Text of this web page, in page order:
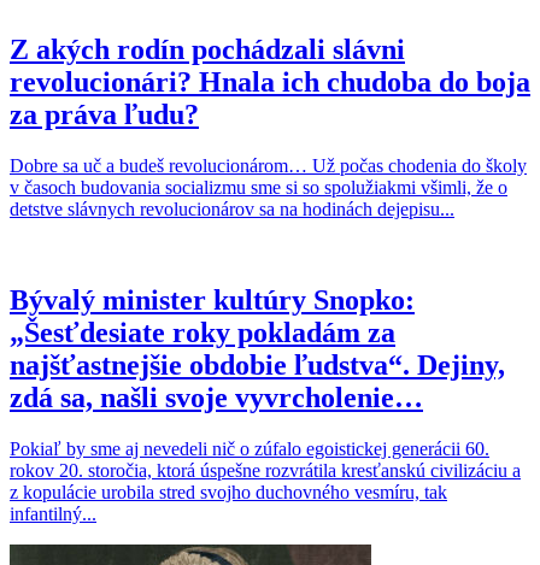
Z akých rodín pochádzali slávni
revolucionári? Hnala ich chudoba do boja
za práva ľudu?
Dobre sa uč a budeš revolucionárom… Už počas chodenia do školy
v časoch budovania socializmu sme si so spolužiakmi všimli, že o
detstve slávnych revolucionárov sa na hodinách dejepisu...
Bývalý minister kultúry Snopko:
„Šesťdesiate roky pokladám za
najšťastnejšie obdobie ľudstva“. Dejiny,
zdá sa, našli svoje vyvrcholenie…
Pokiaľ by sme aj nevedeli nič o zúfalo egoistickej generácii 60.
rokov 20. storočia, ktorá úspešne rozvrátila kresťanskú civilizáciu a
z kopulácie urobila stred svojho duchovného vesmíru, tak
infantilný...